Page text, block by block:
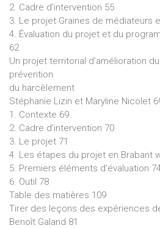
2. Cadre d’intervention 55
3. Le projet Graines de médiateurs
4. Évaluation du projet et du
62
Un projet territorial d’amélioration
prévention
du harcèlement
Stéphanie Lizin et Maryline Nicolet
1. Contexte 69
2. Cadre d’intervention 70
3. Le projet 71
4. Les étapes du projet en Brabant
5. Premiers éléments d’évaluation
6. Outil 78
Table des matières 109
Tirer des leçons des expériences
Benoît Galand 81